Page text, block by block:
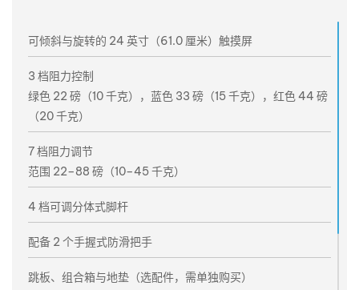
可倾斜与旋转的 24 英寸（61.0 厘米）触摸屏
3 档阻力控制
绿色 22 磅（10 千克），蓝色 33 磅（15 千克），红色 44 磅
（20 千克）
7 档阻力调节
范围 22–88 磅（10–45 千克）
4 档可调分体式脚杆
配备 2 个手握式防滑把手
跳板、组合箱与地垫（选配件，需单独购买）